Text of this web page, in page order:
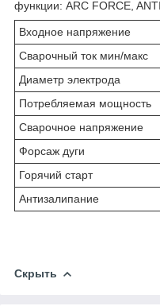
функции: ARC FORCE,
Входное напряжение
Сварочный ток мин/макс
Диаметр электрода
Потребляемая мощность
Сварочное напряжение
Форсаж дуги
Горячий старт
Антизалипание
Скрыть